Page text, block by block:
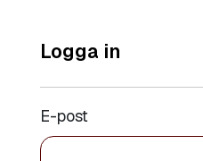
Logga in
E-post